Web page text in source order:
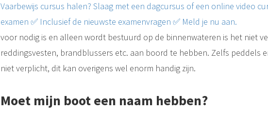
Vaarbewijs cursus halen? Slaag met een dagcursus of een online video
examen ✅ Inclusief de nieuwste examenvragen ✅ Meld je nu aan.
voor nodig is en alleen wordt bestuurd op de binnenwateren is het niet
reddingsvesten, brandblussers etc. aan boord te hebben. Zelfs peddels
niet verplicht, dit kan overigens wel enorm handig zijn.
Moet mijn boot een naam hebben?